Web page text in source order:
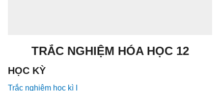
TRẮC NGHIỆM HÓA HỌC 12
HỌC KỲ
Trắc nghiệm học kì I